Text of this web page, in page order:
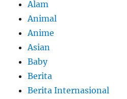
Alam
Animal
Anime
Asian
Baby
Berita
Berita Internasional